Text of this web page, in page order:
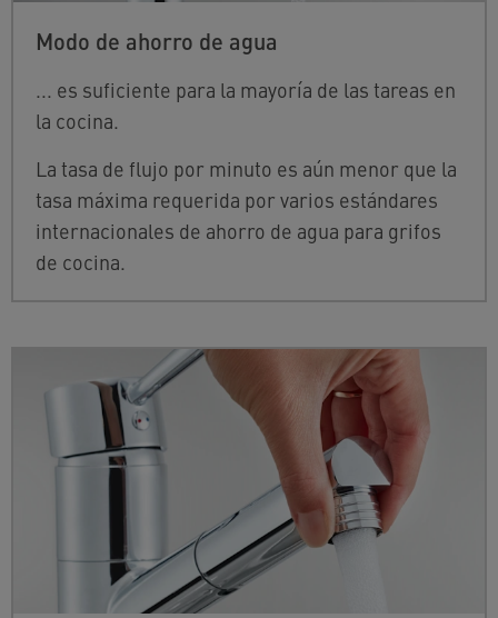
Modo de ahorro de agua
... es suficiente para la mayoría de las tareas en
la cocina.
La tasa de flujo por minuto es aún menor que la
tasa máxima requerida por varios estándares
internacionales de ahorro de agua para grifos
de cocina.